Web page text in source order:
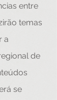
entre
temas
a
de
se